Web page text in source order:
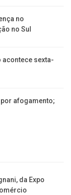
no
no Sul
acontece sexta-
afogamento;
da Expo